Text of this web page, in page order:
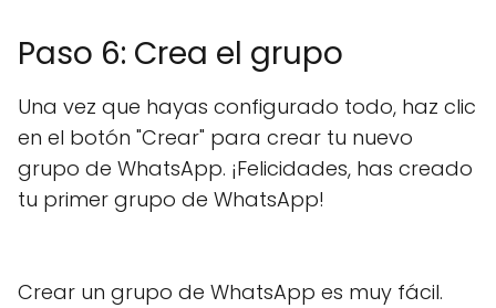
Paso 6: Crea el grupo
Una vez que hayas configurado todo, haz clic
en el botón "Crear" para crear tu nuevo
grupo de WhatsApp. ¡Felicidades, has creado
tu primer grupo de WhatsApp!
Crear un grupo de WhatsApp es muy fácil.